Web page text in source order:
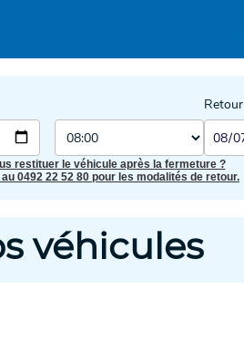
Retour
restituer le véhicule après la fermeture ?
0492 22 52 80 pour les modalités de retour.
véhicules